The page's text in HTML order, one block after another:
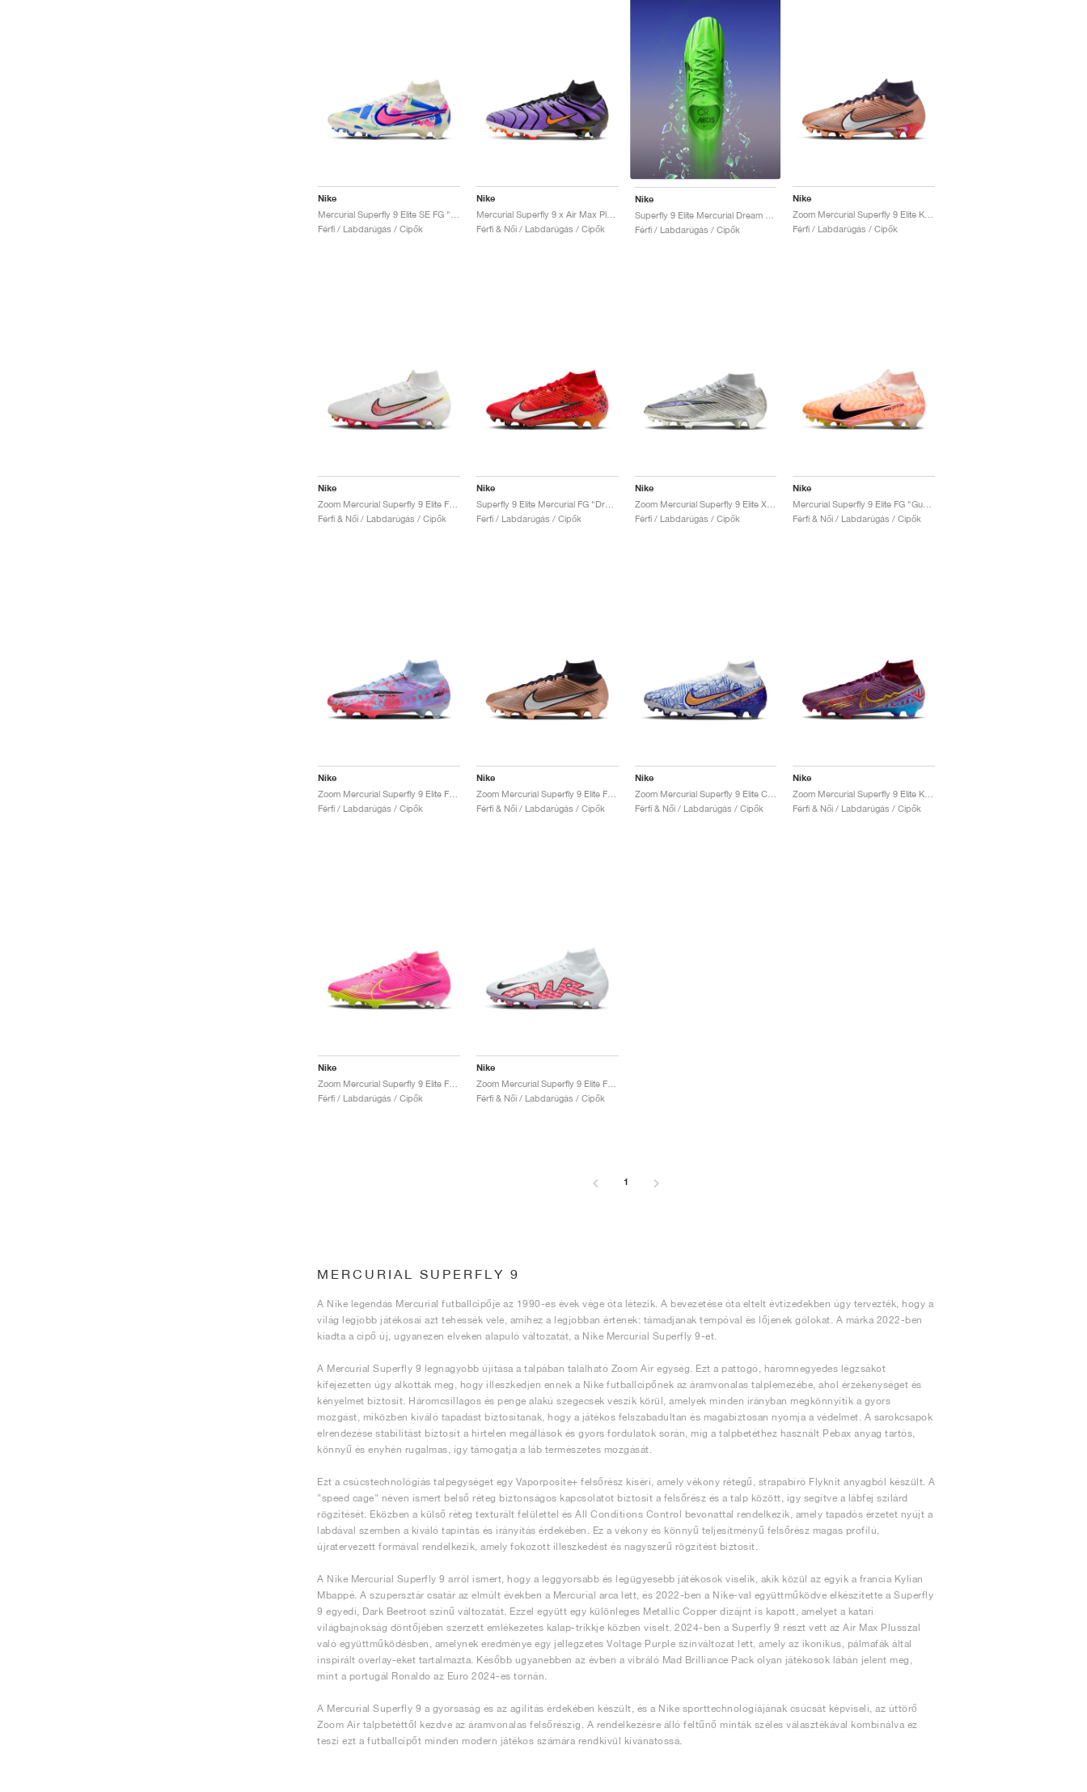
Nike
Férfi / Labdarúgás / Cipők
Nike
Mercurial Superfly 9 x Air Max Plus FG "Voltage Purple"
Férfi & Női / Labdarúgás / Cipők
Nike
Férfi / Labdarúgás / Cipők
Nike
Férfi / Labdarúgás / Cipők
Nike
Férfi & Női / Labdarúgás / Cipők
Nike
Superfly 9 Elite Mercurial FG "Dream Speed"
Férfi / Labdarúgás / Cipők
Nike
Zoom Mercurial Superfly 9 Elite XXV SE FG "25th Anniversary"
Férfi / Labdarúgás / Cipők
Nike
Férfi & Női / Labdarúgás / Cipők
Nike
Férfi / Labdarúgás / Cipők
Nike
Zoom Mercurial Superfly 9 Elite FG "Generation Pack"
Férfi & Női / Labdarúgás / Cipők
Nike
Zoom Mercurial Superfly 9 Elite CR7 FG "Azulejo"
Férfi & Női / Labdarúgás / Cipők
Nike
Férfi & Női / Labdarúgás / Cipők
Nike
Férfi / Labdarúgás / Cipők
Nike
Zoom Mercurial Superfly 9 Elite FG "White & Bright Crimson"
Férfi & Női / Labdarúgás / Cipők
1
MERCURIAL SUPERFLY 9
A Nike legendás Mercurial futballcipője az 1990-es évek vége óta létezik. A bevezetése óta eltelt évtizedekben úgy tervezték, hogy a
világ legjobb játékosai azt tehessék vele, amihez a legjobban értenek: támadjanak tempóval és lőjenek gólokat. A márka 2022-ben
kiadta a cipő új, ugyanezen elveken alapuló változatát, a Nike Mercurial Superfly 9-et.
A Mercurial Superfly 9 legnagyobb újítása a talpában található Zoom Air egység. Ezt a pattogó, háromnegyedes légzsákot
kifejezetten úgy alkották meg, hogy illeszkedjen ennek a Nike futballcipőnek az áramvonalas talplemezébe, ahol érzékenységet és
kényelmet biztosít. Háromcsillagos és penge alakú szegecsek veszik körül, amelyek minden irányban megkönnyítik a gyors
mozgást, miközben kiváló tapadást biztosítanak, hogy a játékos felszabadultan és magabiztosan nyomja a védelmet. A sarokcsapok
elrendezése stabilitást biztosít a hirtelen megállások és gyors fordulatok során, míg a talpbetéthez használt Pebax anyag tartós,
könnyű és enyhén rugalmas, így támogatja a láb természetes mozgását.
Ezt a csúcstechnológiás talpegységet egy Vaporposite+ felsőrész kíséri, amely vékony rétegű, strapabíró Flyknit anyagból készült. A
"speed cage" néven ismert belső réteg biztonságos kapcsolatot biztosít a felsőrész és a talp között, így segítve a lábfej szilárd
rögzítését. Eközben a külső réteg texturált felülettel és All Conditions Control bevonattal rendelkezik, amely tapadós érzetet nyújt a
labdával szemben a kiváló tapintás és irányítás érdekében. Ez a vékony és könnyű teljesítményű felsőrész magas profilú,
újratervezett formával rendelkezik, amely fokozott illeszkedést és nagyszerű rögzítést biztosít.
A Nike Mercurial Superfly 9 arról ismert, hogy a leggyorsabb és legügyesebb játékosok viselik, akik közül az egyik a francia Kylian
Mbappé. A szupersztár csatár az elmúlt években a Mercurial arca lett, és 2022-ben a Nike-val együttműködve elkészítette a Superfly
9 egyedi, Dark Beetroot színű változatát. Ezzel együtt egy különleges Metallic Copper dizájnt is kapott, amelyet a katari
világbajnokság döntőjében szerzett emlékezetes kalap-trikkje közben viselt. 2024-ben a Superfly 9 részt vett az Air Max Plusszal
való együttműködésben, amelynek eredménye egy jellegzetes Voltage Purple színváltozat lett, amely az ikonikus, pálmafák által
inspirált overlay-eket tartalmazta. Később ugyanebben az évben a vibráló Mad Brilliance Pack olyan játékosok lábán jelent meg,
mint a portugál Ronaldo az Euro 2024-es tornán.
A Mercurial Superfly 9 a gyorsaság és az agilitás érdekében készült, és a Nike sporttechnológiájának csúcsát képviseli, az úttörő
Zoom Air talpbetéttől kezdve az áramvonalas felsőrészig. A rendelkezésre álló feltűnő minták széles választékával kombinálva ez
teszi ezt a futballcipőt minden modern játékos számára rendkívül kívánatossá.